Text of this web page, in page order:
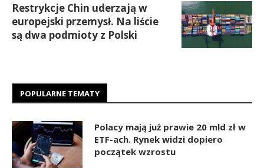
Restrykcje Chin uderzają w
europejski przemysł. Na liście
są dwa podmioty z Polski
POPULARNE TEMATY
Polacy mają już prawie 20 mld zł w
ETF-ach. Rynek widzi dopiero
początek wzrostu